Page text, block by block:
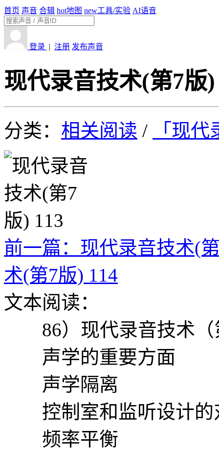
首页 声音 合辑 hot地图 new工具/实验 AI语音
登录 | 注册 发布声音
现代录音技术(第7版)
分类： 相关阅读 / 「现
前一篇：现代录音技术(
术(第7版) 114
文本阅读：
86）现代录音技术（
声学的重要方面
声学隔离
控制室和监听设计的
频率平衡